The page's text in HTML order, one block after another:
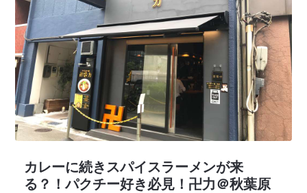
カレーに続きスパイスラーメンが来
る？！パクチー好き必見！卍力＠秋葉原